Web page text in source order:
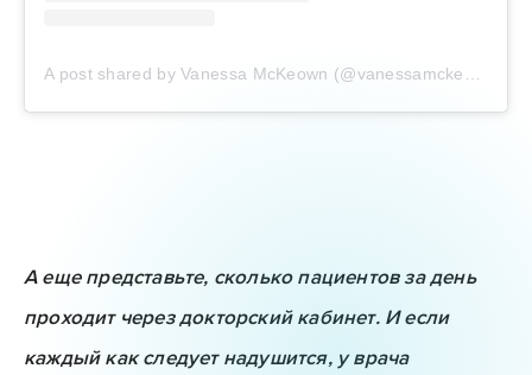
А еще представьте, сколько пациентов за день
проходит через докторский кабинет. И если
каждый как следует надушится, у врача